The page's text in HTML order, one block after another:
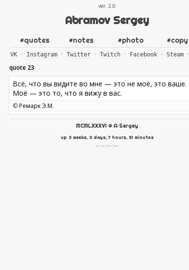
ver. 2.0
Abramov Sergey
#quotes #notes #photo #copy
VK · Instagram · Twitter · Twitch · Facebook · Steam ·
quote 23
Всё, что вы видите во мне — это не моё, это ваше.
Моё — это то, что я вижу в вас.
©Ремарк Э.М.
MCMLXXXVI © A·Sergey
up 3 weeks, 3 days, 7 hours, 51 minutes
- : - - : - - : - -